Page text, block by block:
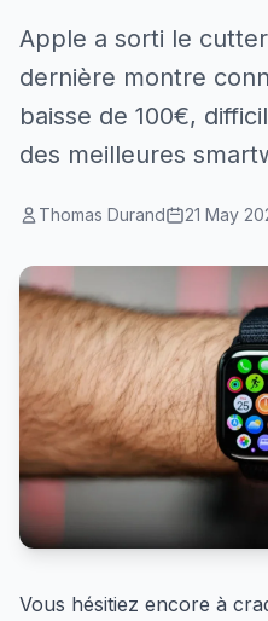
Apple a sorti le
dernière montre
baisse de 100€,
des meilleures
Thomas Durand 21 May
Vous hésitiez encore à